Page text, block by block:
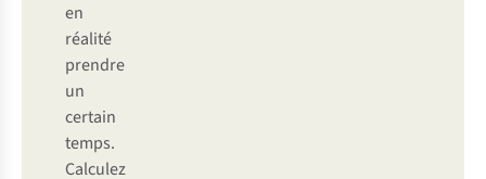
en
réalité
prendre
un
certain
temps.
Calculez